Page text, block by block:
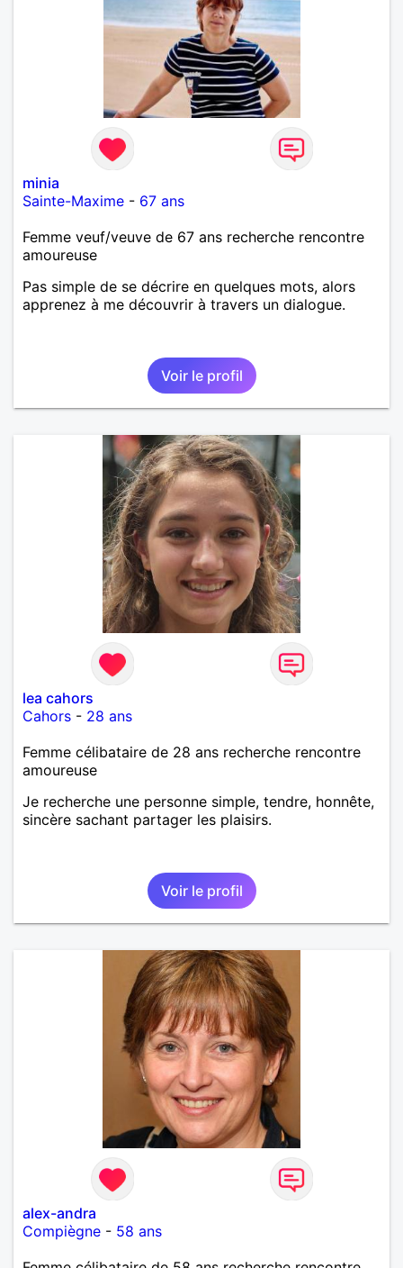
minia
Sainte-Maxime - 67 ans
Femme veuf/veuve de 67 ans recherche rencontre
amoureuse
Pas simple de se décrire en quelques mots, alors
apprenez à me découvrir à travers un dialogue.
Voir le profil
lea cahors
Cahors - 28 ans
Femme célibataire de 28 ans recherche rencontre
amoureuse
Je recherche une personne simple, tendre, honnête,
sincère sachant partager les plaisirs.
Voir le profil
alex-andra
Compiègne - 58 ans